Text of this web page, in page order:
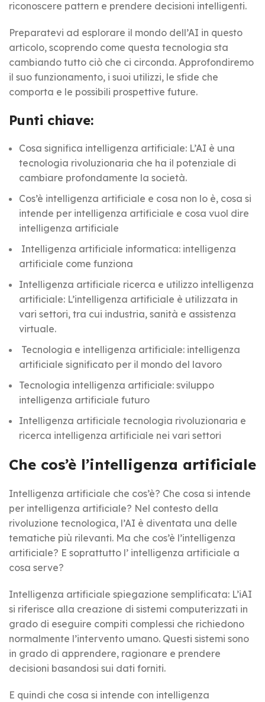
riconoscere pattern e prendere decisioni intelligenti.
Preparatevi ad esplorare il mondo dell’AI in questo
articolo, scoprendo come questa tecnologia sta
cambiando tutto ciò che ci circonda. Approfondiremo
il suo funzionamento, i suoi utilizzi, le sfide che
comporta e le possibili prospettive future.
Punti chiave:
Cosa significa intelligenza artificiale: L’AI è una
tecnologia rivoluzionaria che ha il potenziale di
cambiare profondamente la società.
Cos’è intelligenza artificiale e cosa non lo è, cosa si
intende per intelligenza artificiale e cosa vuol dire
intelligenza artificiale
Intelligenza artificiale informatica: intelligenza
artificiale come funziona
Intelligenza artificiale ricerca e utilizzo intelligenza
artificiale: L’intelligenza artificiale è utilizzata in
vari settori, tra cui industria, sanità e assistenza
virtuale.
Tecnologia e intelligenza artificiale: intelligenza
artificiale significato per il mondo del lavoro
Tecnologia intelligenza artificiale: sviluppo
intelligenza artificiale futuro
Intelligenza artificiale tecnologia rivoluzionaria e
ricerca intelligenza artificiale nei vari settori
Che cos’è l’intelligenza artificiale
Intelligenza artificiale che cos’è? Che cosa si intende
per intelligenza artificiale? Nel contesto della
rivoluzione tecnologica, l’AI è diventata una delle
tematiche più rilevanti. Ma che cos’è l’intelligenza
artificiale? E soprattutto l’ intelligenza artificiale a
cosa serve?
Intelligenza artificiale spiegazione semplificata: L’iAI
si riferisce alla creazione di sistemi computerizzati in
grado di eseguire compiti complessi che richiedono
normalmente l’intervento umano. Questi sistemi sono
in grado di apprendere, ragionare e prendere
decisioni basandosi sui dati forniti.
E quindi che cosa si intende con intelligenza